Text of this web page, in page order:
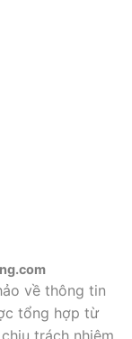
số động cơ
thiết kế tùy
đích: góc
bơm so với
về thông tin
tổng hợp từ
trách nhiệm